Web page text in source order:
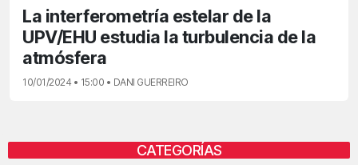
La interferometría estelar de la
UPV/EHU estudia la turbulencia de la
atmósfera
10/01/2024 • 15:00 • DANI GUERREIRO
CATEGORÍAS